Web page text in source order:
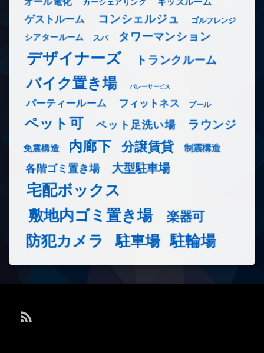
カーシェアリング
ゲストルーム コンシェルジュ ゴルフレンジ
シアタールーム スパ タワーマンション
デザイナーズ トランクルーム
バイク置き場 バレーサービス
パーティールーム フィットネス プール
ペット可 ペット足洗い場 ラウンジ
免震構造 内廊下 分譲賃貸 制震構造
各階ゴミ置き場 大型駐車場
宅配ボックス
敷地内ゴミ置き場
楽器可
防犯カメラ 駐車場 駐輪場
RSS